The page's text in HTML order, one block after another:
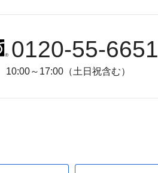
0120-55-6651
10:00～17:00（土日祝含む）